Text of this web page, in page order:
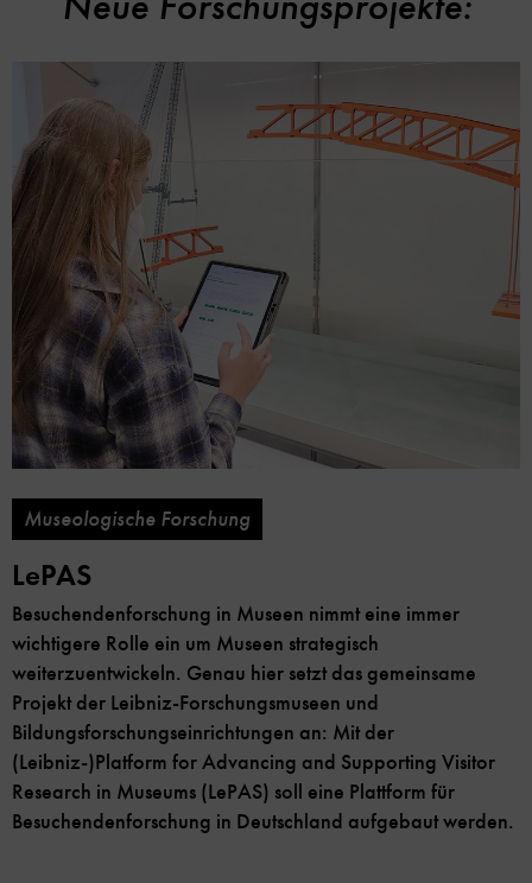
Museologische Forschung
LePAS
Besuchendenforschung in Museen nimmt eine immer
wichtigere Rolle ein um Museen strategisch
weiterzuentwickeln. Genau hier setzt das gemeinsame
Projekt der Leibniz-Forschungsmuseen und
Bildungsforschungseinrichtungen an: Mit der
(Leibniz-)Platform for Advancing and Supporting Visitor
Research in Museums (LePAS) soll eine Plattform für
Besuchendenforschung in Deutschland aufgebaut werden.